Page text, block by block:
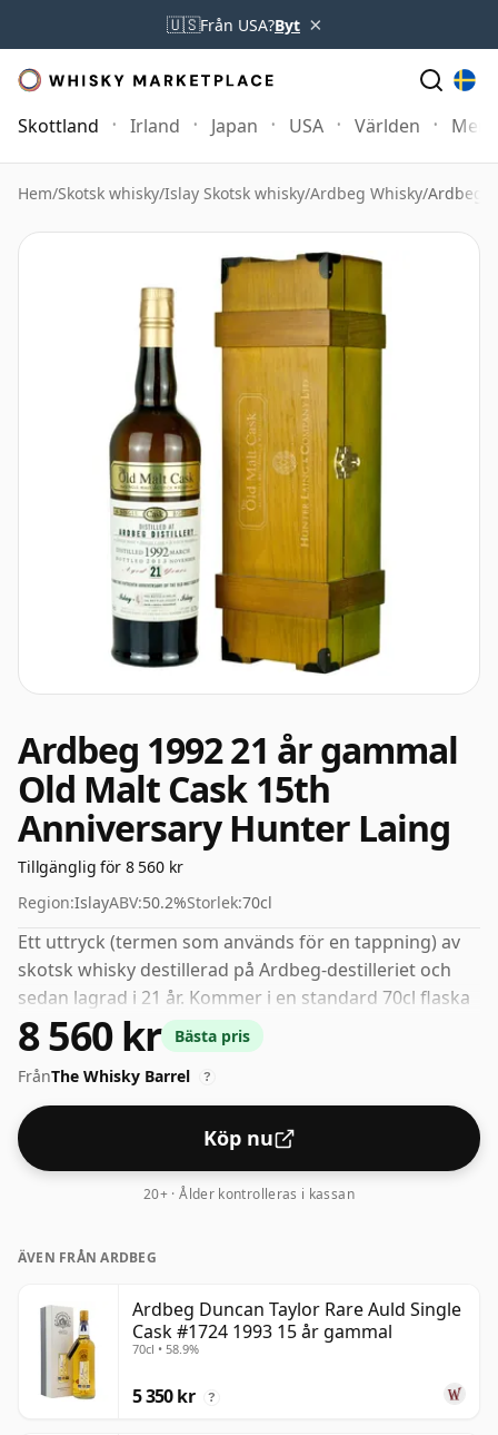
🇺🇸Från USA?Byt ×
Skottland Irland Japan USA Världen Mer
Hem/Skotsk whisky/Islay Skotsk whisky/Ardbeg Whisky/Ardbeg
Ardbeg 1992 21 år gammal
Old Malt Cask 15th
Anniversary Hunter Laing
Tillgänglig för 8 560 kr
Region:IslayABV:50.2%Storlek:70cl
Ett uttryck (termen som används för en tappning) av
skotsk whisky destillerad på Ardbeg-destilleriet och
sedan lagrad i 21 år. Kommer i en standard 70cl flaska
med den icke-standardiserade styrkan på 50,2%.
8 560 kr
Bästa pris
FrånThe Whisky Barrel ?
Köp nu
20+ · Ålder kontrolleras i kassan
ÄVEN FRÅN ARDBEG
Ardbeg Duncan Taylor Rare Auld Single
Cask #1724 1993 15 år gammal
70cl • 58.9%
5 350 kr ?